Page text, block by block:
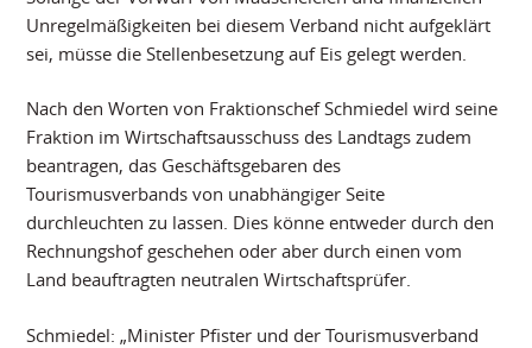
Unregelmäßigkeiten bei diesem Verband nicht aufgeklärt
sei, müsse die Stellenbesetzung auf Eis gelegt werden.
Nach den Worten von Fraktionschef Schmiedel wird seine
Fraktion im Wirtschaftsausschuss des Landtags zudem
beantragen, das Geschäftsgebaren des
Tourismusverbands von unabhängiger Seite
durchleuchten zu lassen. Dies könne entweder durch den
Rechnungshof geschehen oder aber durch einen vom
Land beauftragten neutralen Wirtschaftsprüfer.
Schmiedel: „Minister Pfister und der Tourismusverband